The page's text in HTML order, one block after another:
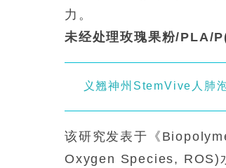
力。
未经处理玫瑰果粉/PLA/
义翘神州StemVive人肺
该研究发表于《
Oxygen Species, ROS)